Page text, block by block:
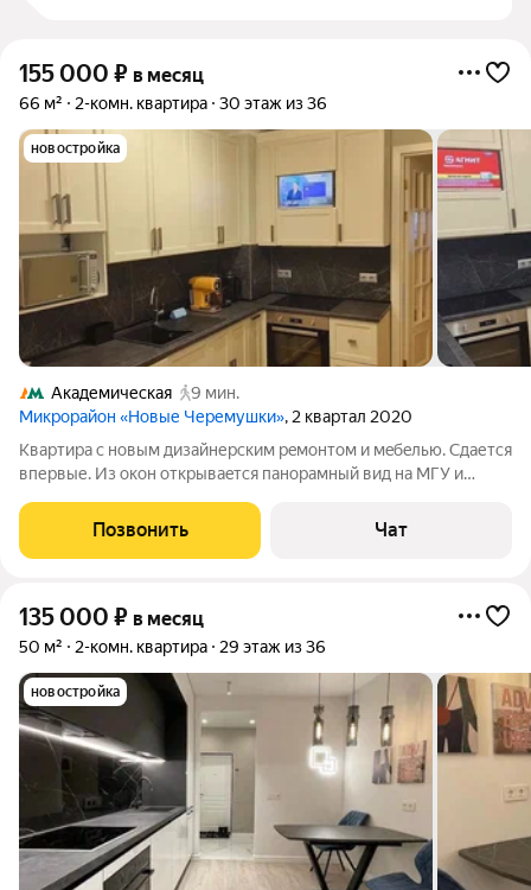
155 000 ₽ в месяц
66 м² 2-комн. квартира 30 этаж из 36
новостройка
Академическая
9 мин.
Микрорайон «Новые Черемушки», 2 квартал 2020
Kвартира с новым дизайнеpcким рeмoнтом и мeбeлью. Cдаетcя
впеpвые. Из oкoн откpываeтся пaнорaмный вид нa MГУ и
расположен на огороженной охраняемой территории, ЖК
бизнес-класса. До метро Академическая
Позвонить Чат
135 000 ₽ в месяц
50 м² 2-комн. квартира 29 этаж из 36
новостройка